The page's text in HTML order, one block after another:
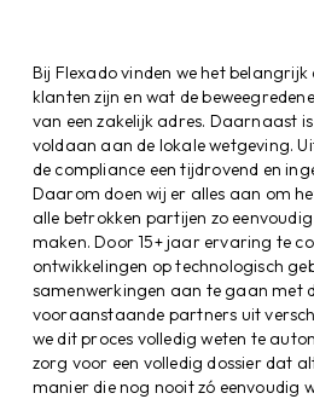
Bij Flexado vinden we het belangrijk
klanten zijn en wat de
van een zakelijk adres. Daarnaast
voldaan aan de lokale wetgeving.
de compliance een tijdrovend en
Daarom doen wij er alles aan om
alle betrokken partijen zo
maken. Door 15+ jaar ervaring te
ontwikkelingen op technologisch
samenwerkingen aan te gaan met
vooraanstaande partners uit
we dit proces volledig weten te
zorg voor een volledig dossier dat
manier die nog nooit zó eenvoudig